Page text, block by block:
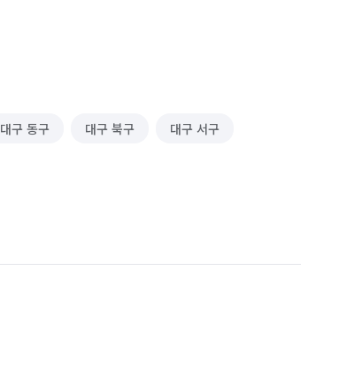
대구 동구 대구 북구 대구 서구